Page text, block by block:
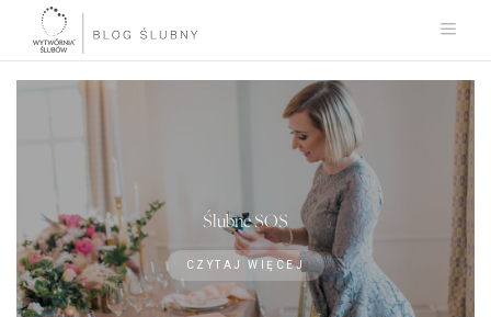
Ślubne SOS
CZYTAJ WIĘCEJ